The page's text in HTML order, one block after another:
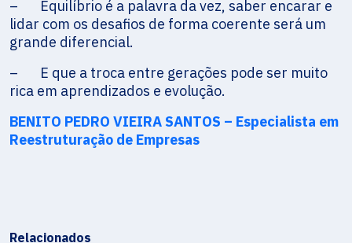
– Equilíbrio é a palavra da vez, saber encarar e
lidar com os desafios de forma coerente será um
grande diferencial.
– E que a troca entre gerações pode ser muito
rica em aprendizados e evolução.
BENITO PEDRO VIEIRA SANTOS – Especialista em
Reestruturação de Empresas
Relacionados